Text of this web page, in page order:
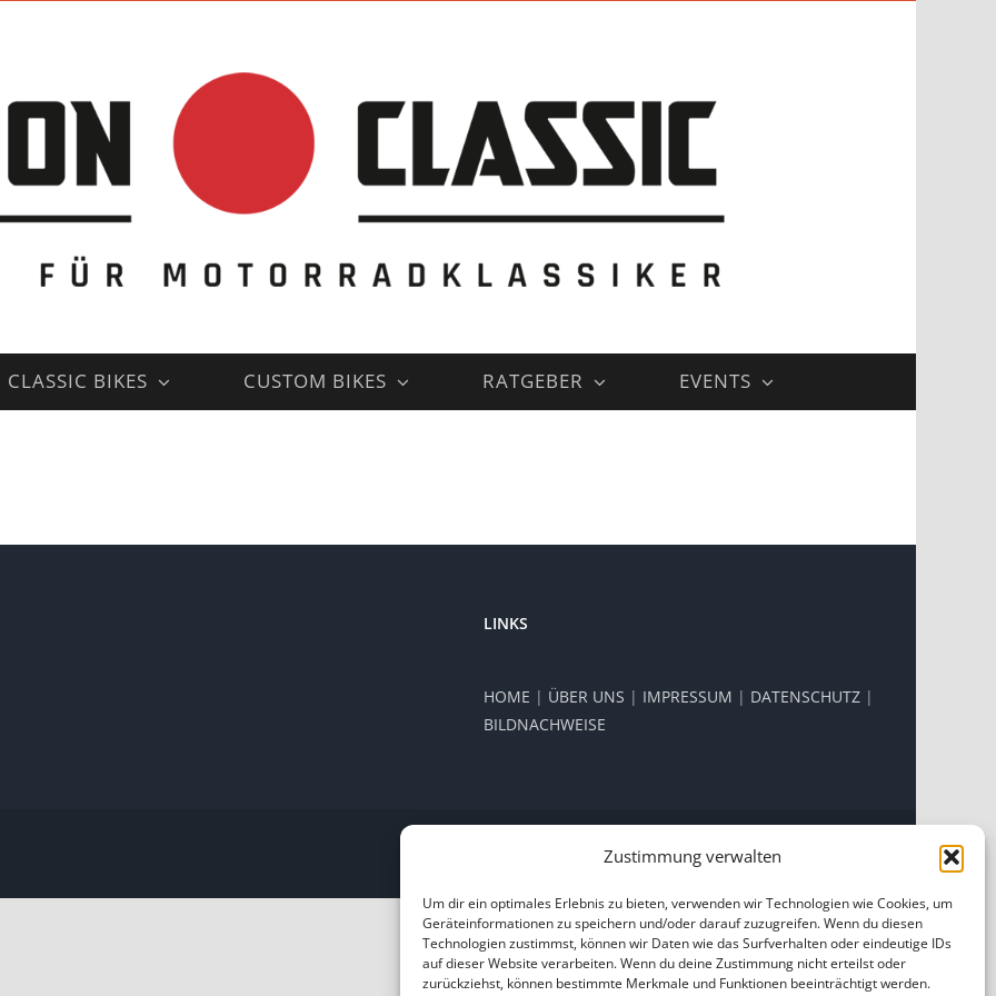
Zustimmung verwalten
Um dir ein optimales Erlebnis zu bieten, verwenden wir Technologien wie Cookies, um
Geräteinformationen zu speichern und/oder darauf zuzugreifen. Wenn du diesen
Technologien zustimmst, können wir Daten wie das Surfverhalten oder eindeutige IDs
auf dieser Website verarbeiten. Wenn du deine Zustimmung nicht erteilst oder
zurückziehst, können bestimmte Merkmale und Funktionen beeinträchtigt werden.
CLASSIC BIKES CUSTOM BIKES RATGEBER EVENTS
LINKS
HOME | ÜBER UNS | IMPRESSUM | DATENSCHUTZ |
BILDNACHWEISE
Instagram